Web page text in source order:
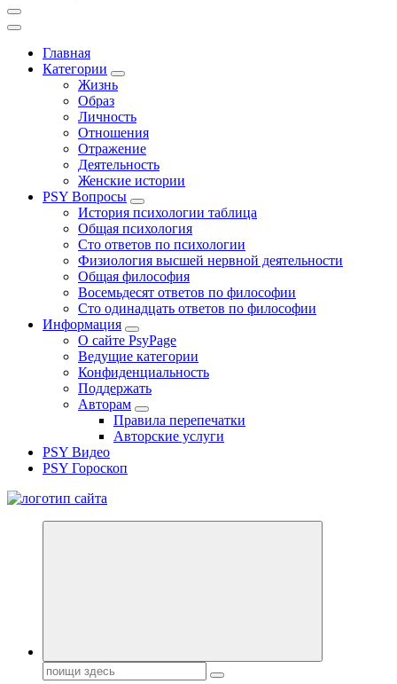
Главная
Категории
Жизнь
Образ
Личность
Отношения
Отражение
Деятельность
Женские истории
PSY Вопросы
История психологии таблица
Общая психология
Сто ответов по психологии
Физиология высшей нервной деятельности
Общая философия
Восемьдесят ответов по философии
Сто одинадцать ответов по философии
Информация
О сайте PsyPage
Ведущие категории
Конфиденциальность
Поддержать
Авторам
Правила перепечатки
Авторские услуги
PSY Видео
PSY Гороскоп
Все самое интересное, вдохновляющее и тайное внутри.
Поиск: